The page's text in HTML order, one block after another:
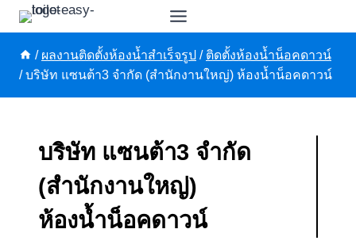
Skip
to
content
/ ผลงานติดตั้งห้องน้ำสำเร็จรูป / ติดตั้งห้องน้ำน็อคดาวน์
/ บริษัท แซนต้า3 จำกัด (สำนักงานใหญ่) ห้องน้ำน็อคดาวน์
บริษัท แซนต้า3 จำกัด
(สำนักงานใหญ่)
ห้องน้ำน็อคดาวน์